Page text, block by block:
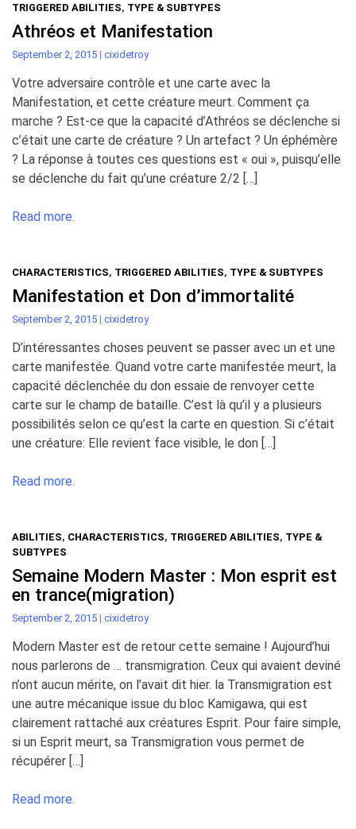
TRIGGERED ABILITIES, TYPE & SUBTYPES
Athréos et Manifestation
September 2, 2015 | cixidetroy
Votre adversaire contrôle et une carte avec la
Manifestation, et cette créature meurt. Comment ça
marche ? Est-ce que la capacité d’Athréos se déclenche si
c’était une carte de créature ? Un artefact ? Un éphémère
? La réponse à toutes ces questions est « oui », puisqu’elle
se déclenche du fait qu’une créature 2/2 […]
Read more.
CHARACTERISTICS, TRIGGERED ABILITIES, TYPE & SUBTYPES
Manifestation et Don d’immortalité
September 2, 2015 | cixidetroy
D’intéressantes choses peuvent se passer avec un et une
carte manifestée. Quand votre carte manifestée meurt, la
capacité déclenchée du don essaie de renvoyer cette
carte sur le champ de bataille. C’est là qu’il y a plusieurs
possibilités selon ce qu’est la carte en question. Si c’était
une créature: Elle revient face visible, le don […]
Read more.
ABILITIES, CHARACTERISTICS, TRIGGERED ABILITIES, TYPE &
SUBTYPES
Semaine Modern Master : Mon esprit est
en trance(migration)
September 2, 2015 | cixidetroy
Modern Master est de retour cette semaine ! Aujourd’hui
nous parlerons de … transmigration. Ceux qui avaient deviné
n’ont aucun mérite, on l’avait dit hier. la Transmigration est
une autre mécanique issue du bloc Kamigawa, qui est
clairement rattaché aux créatures Esprit. Pour faire simple,
si un Esprit meurt, sa Transmigration vous permet de
récupérer […]
Read more.